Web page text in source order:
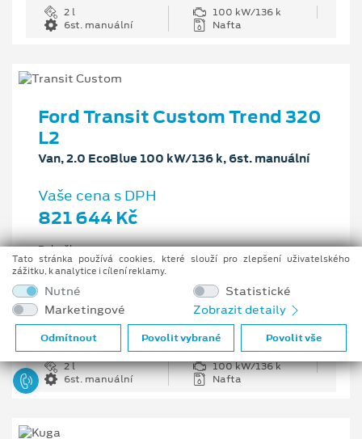
2 l
100 kW/136 k
6st. manuální
Nafta
Ford Transit Custom Trend 320
L2
Van, 2.0 EcoBlue 100 kW/136 k, 6st. manuální
Vaše cena s DPH
821 644 Kč
Pobočka
Opava
1 226 335 Kč
Cenové zvýhodnění
404 691 Kč
2 l
100 kW/136 k
6st. manuální
Nafta
Tato stránka používá cookies, které slouží pro zlepšení uživatelského
zážitku, k analytice i cílení reklamy.
Nutné
Statistické
Marketingové
Zobrazit detaily
Odmítnout Povolit vybrané Povolit vše